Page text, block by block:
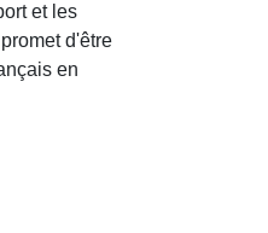
et les
d'être
en